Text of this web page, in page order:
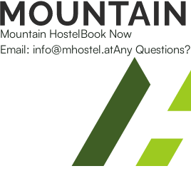
Mountain HostelBook Now
Email: info@mhostel.atAny Questions?